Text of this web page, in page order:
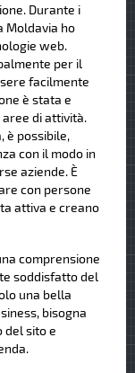
Durante i
Moldavia ho
web.
per il
facilmente
è stata e
di attività.
è possibile,
con il modo in
aziende. È
con persone
attiva e creano
comprensione
soddisfatto del
una bella
bisogna
del sito e